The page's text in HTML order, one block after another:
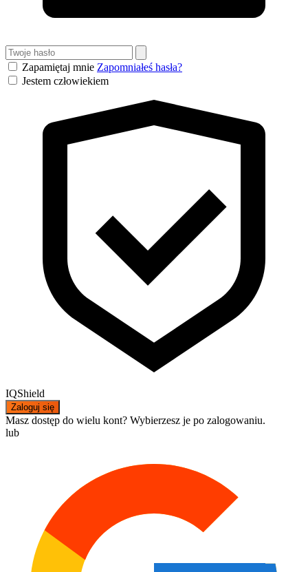
Zapamiętaj mnie Zapomniałeś hasła?
Jestem człowiekiem
IQShield
Zaloguj się
Masz dostęp do wielu kont? Wybierzesz je po zalogowaniu.
lub